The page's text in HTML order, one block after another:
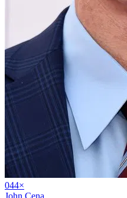
044×
John Cena